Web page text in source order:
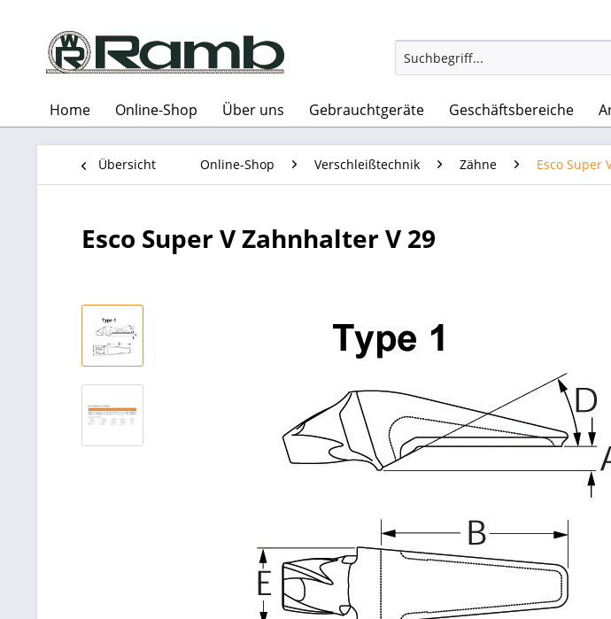
Home Online-Shop Über uns Gebrauchtgeräte Geschäftsbereiche
Übersicht Online-Shop Verschleißtechnik Zähne Esco Super
Esco Super V Zahnhalter V 29